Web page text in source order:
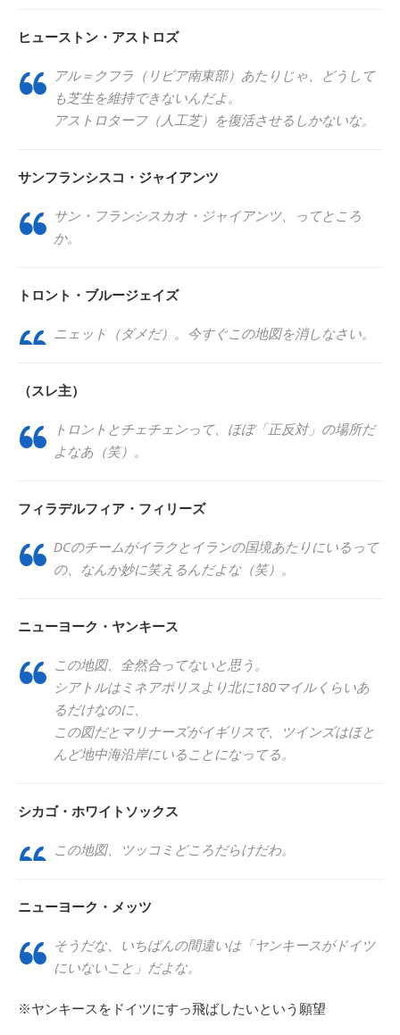
ヒューストン・アストロズ
アル＝クフラ（リビア南東部）あたりじゃ、どうして
も芝生を維持できないんだよ。
アストロターフ（人工芝）を復活させるしかないな。
サンフランシスコ・ジャイアンツ
サン・フランシスカオ・ジャイアンツ、ってところ
か。
トロント・ブルージェイズ
ニェット（ダメだ）。今すぐこの地図を消しなさい。
（スレ主）
トロントとチェチェンって、ほぼ「正反対」の場所だ
よなあ（笑）。
フィラデルフィア・フィリーズ
DCのチームがイラクとイランの国境あたりにいるって
の、なんか妙に笑えるんだよな（笑）。
ニューヨーク・ヤンキース
この地図、全然合ってないと思う。
シアトルはミネアポリスより北に180マイルくらいあ
るだけなのに、
この図だとマリナーズがイギリスで、ツインズはほと
んど地中海沿岸にいることになってる。
シカゴ・ホワイトソックス
この地図、ツッコミどころだらけだわ。
ニューヨーク・メッツ
そうだな、いちばんの間違いは「ヤンキースがドイツ
にいないこと」だよな。
※ヤンキースをドイツにすっ飛ばしたいという願望